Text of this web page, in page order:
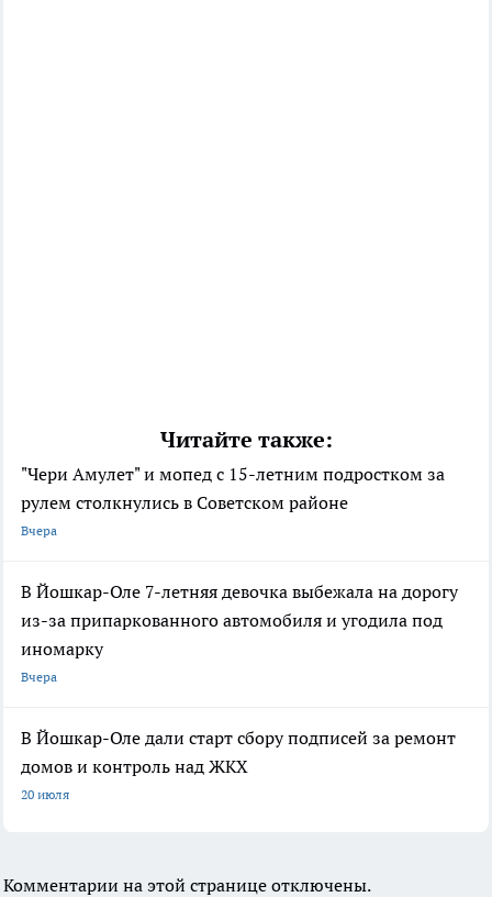
Читайте также:
"Чери Амулет" и мопед с 15-летним подростком за
рулем столкнулись в Советском районе
Вчера
В Йошкар-Оле 7-летняя девочка выбежала на дорогу
из-за припаркованного автомобиля и угодила под
иномарку
Вчера
В Йошкар-Оле дали старт сбору подписей за ремонт
домов и контроль над ЖКХ
20 июля
Комментарии на этой странице отключены.